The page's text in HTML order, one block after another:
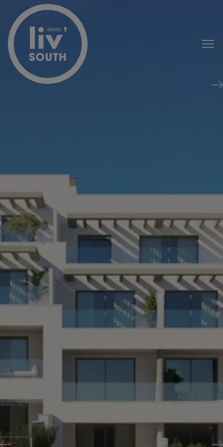
Passer le menu et aller au contenu